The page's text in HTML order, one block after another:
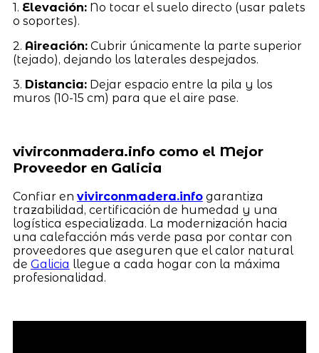
1. Elevación:No tocar el suelo directo (usar palets
o soportes).
2. Aireación:Cubrir únicamente la parte superior
(tejado), dejando los laterales despejados.
3. Distancia:Dejar espacio entre la pila y los
muros (10-15 cm) para que el aire pase.
vivirconmadera.info como el Mejor
Proveedor en Galicia
Confiar en vivirconmadera.infogarantiza
trazabilidad, certificación de humedad y una
logística especializada. La modernización hacia
una calefacción más verde pasa por contar con
proveedores que aseguren que el calor natural
de Galicia llegue a cada hogar con la máxima
profesionalidad.